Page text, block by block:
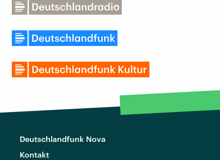
Deutschlandfunk Nova
Kontakt